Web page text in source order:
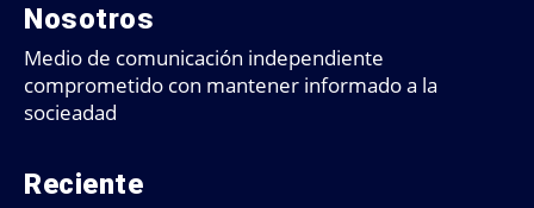
Nosotros
Medio de comunicación independiente
comprometido con mantener informado a la
socieadad
Reciente